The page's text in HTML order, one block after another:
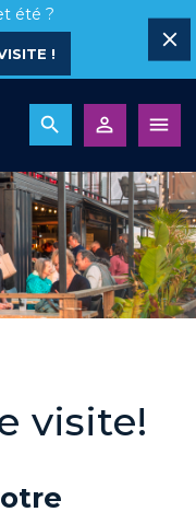
été ?
!
visite!